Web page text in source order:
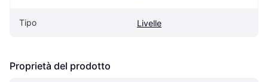
Tipo Livelle
Proprietà del prodotto